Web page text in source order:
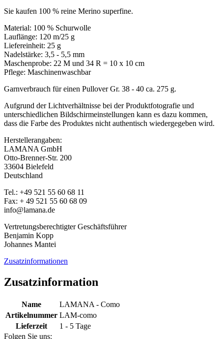
Sie kaufen 100 % reine Merino superfine.
Material: 100 % Schurwolle
Lauflänge: 120 m/25 g
Liefereinheit: 25 g
Nadelstärke: 3,5 - 5,5 mm
Maschenprobe: 22 M und 34 R = 10 x 10 cm
Pflege: Maschinenwaschbar
Garnverbrauch für einen Pullover Gr. 38 - 40 ca. 275 g.
Aufgrund der Lichtverhältnisse bei der Produktfotografie und
unterschiedlichen Bildschirmeinstellungen kann es dazu kommen,
dass die Farbe des Produktes nicht authentisch wiedergegeben wird.
Herstellerangaben:
LAMANA GmbH
Otto-Brenner-Str. 200
33604 Bielefeld
Deutschland
Tel.: +49 521 55 60 68 11
Fax: + 49 521 55 60 68 09
info@lamana.de
Vertretungsberechtigter Geschäftsführer
Benjamin Kopp
Johannes Mantei
Zusatzinformationen
Zusatzinformation
Name
LAMANA - Como
Artikelnummer LAM-como
Lieferzeit
1 - 5 Tage
Folgen Sie uns: